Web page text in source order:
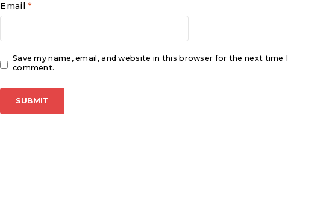
Email*
Save my name, email, and website in this browser for the next time I
comment.